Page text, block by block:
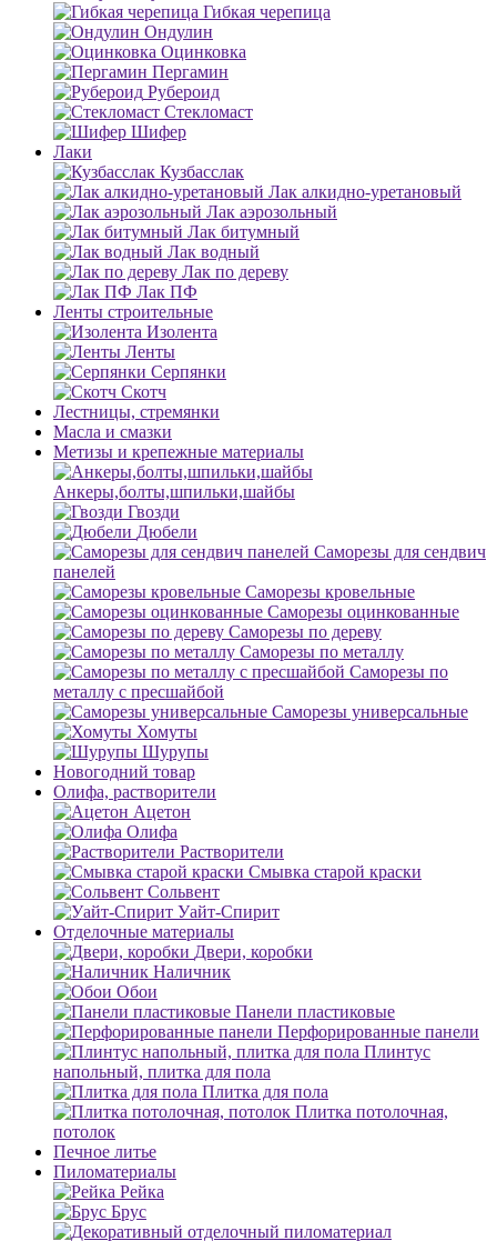
Гибкая черепица
Ондулин
Оцинковка
Пергамин
Рубероид
Стекломаст
Шифер
Лаки
Кузбасслак
Лак алкидно-уретановый
Лак аэрозольный
Лак битумный
Лак водный
Лак по дереву
Лак ПФ
Ленты строительные
Изолента
Ленты
Серпянки
Скотч
Лестницы, стремянки
Масла и смазки
Метизы и крепежные материалы
Анкеры,болты,шпильки,шайбы
Гвозди
Дюбели
Саморезы для сендвич
панелей
Саморезы кровельные
Саморезы оцинкованные
Саморезы по дереву
Саморезы по металлу
Саморезы по
металлу с пресшайбой
Саморезы универсальные
Хомуты
Шурупы
Новогодний товар
Олифа, растворители
Ацетон
Олифа
Растворители
Смывка старой краски
Сольвент
Уайт-Спирит
Отделочные материалы
Двери, коробки
Наличник
Обои
Панели пластиковые
Перфорированные панели
Плинтус
напольный, плитка для пола
Плитка для пола
Плитка потолочная,
потолок
Печное литье
Пиломатериалы
Рейка
Брус